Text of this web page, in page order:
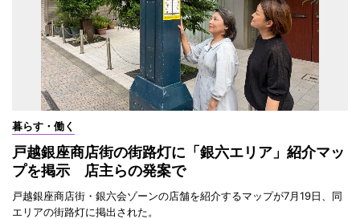
暮らす・働く
戸越銀座商店街の街路灯に「銀六エリア」紹介マッ
プを掲示 店主らの発案で
戸越銀座商店街・銀六会ゾーンの店舗を紹介するマップが7月19日、同
エリアの街路灯に掲出された。